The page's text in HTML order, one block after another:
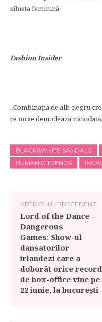
silueta feminină.
Fashion Insider
,,Combinația de alb-negru
ce nu se demodează
BLACK&WHITE SANDALS
HUMANIC TRENDS
ARTICOLUL PRECEDENT
Lord of the Dance –
Dangerous
Games: Show-ul
dansatorilor
irlandezi care a
doborât orice record
de box-office vine pe
22 iunie, la bucurești